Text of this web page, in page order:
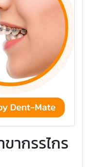
ากรรไกร